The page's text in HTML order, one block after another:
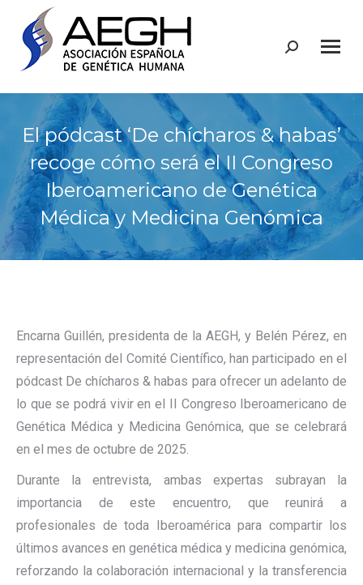
Buscar:
El pódcast ‘De chícharos & habas’
recoge cómo será el II Congreso
Iberoamericano de Genética
Médica y Medicina Genómica
Encarna Guillén, presidenta de la AEGH, y Belén Pérez, en
representación del Comité Científico, han participado en el
pódcast De chícharos & habas para ofrecer un adelanto de
lo que se podrá vivir en el II Congreso Iberoamericano de
Genética Médica y Medicina Genómica, que se celebrará
en el mes de octubre de 2025.
Durante la entrevista, ambas expertas subrayan la
importancia de este encuentro, que reunirá a
profesionales de toda Iberoamérica para compartir los
últimos avances en genética médica y medicina genómica,
reforzando la colaboración internacional y la transferencia